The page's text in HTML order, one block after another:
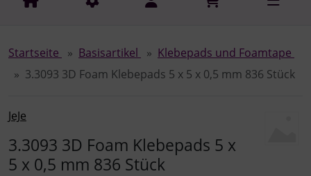
Startseite Basisartikel
Klebepads und Foamtape
3.3093 3D Foam Klebepads 5 x 5 x 0,5 mm 836 Stück
JeJe
3.3093 3D Foam Klebepads 5 x
5 x 0,5 mm 836 Stück